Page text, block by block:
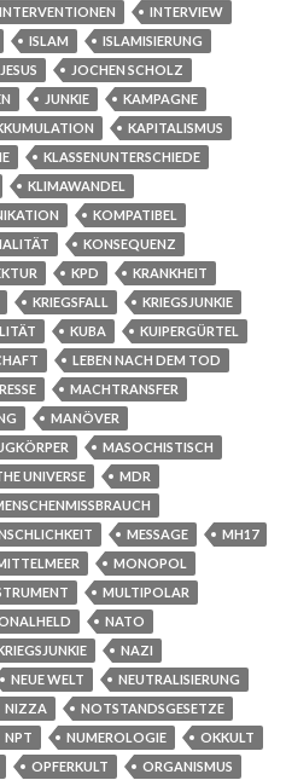
INTERVENTIONEN
INTERVIEW
ISLAM
ISLAMISIERUNG
JESUS
JOCHEN SCHOLZ
JUNKIE
KAMPAGNE
KAPITALISMUS
KLASSENUNTERSCHIEDE
KLIMAWANDEL
KOMPATIBEL
KONSEQUENZ
KPD
KRANKHEIT
KRIEGSFALL
KRIEGSJUNKIE
KUBA
KUIPERGÜRTEL
LEBEN NACH DEM TOD
MACHTRANSFER
MANÖVER
MASOCHISTISCH
UNIVERSE
MDR
MESSAGE
MH17
MONOPOL
MULTIPOLAR
NATO
NAZI
NEUE WELT
NEUTRALISIERUNG
NIZZA
NOTSTANDSGESETZE
NPT NUMEROLOGIE
OKKULT
OPFERKULT
ORGANISMUS